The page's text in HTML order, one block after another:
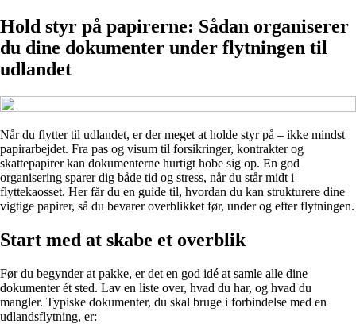
Hold styr på papirerne: Sådan organiserer
du dine dokumenter under flytningen til
udlandet
Når du flytter til udlandet, er der meget at holde styr på – ikke mindst
papirarbejdet. Fra pas og visum til forsikringer, kontrakter og
skattepapirer kan dokumenterne hurtigt hobe sig op. En god
organisering sparer dig både tid og stress, når du står midt i
flyttekaosset. Her får du en guide til, hvordan du kan strukturere dine
vigtige papirer, så du bevarer overblikket før, under og efter flytningen.
Start med at skabe et overblik
Før du begynder at pakke, er det en god idé at samle alle dine
dokumenter ét sted. Lav en liste over, hvad du har, og hvad du
mangler. Typiske dokumenter, du skal bruge i forbindelse med en
udlandsflytning, er: